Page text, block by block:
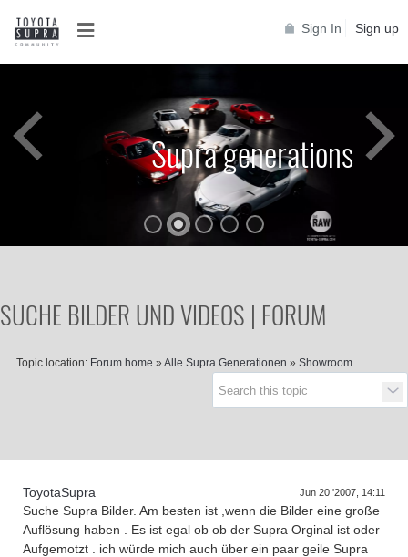
Sign In Sign up
Supra generations
Supra generations
SUCHE BILDER UND VIDEOS | FORUM
Topic location: Forum home » Alle Supra Generationen » Showroom
ToyotaSupra Jun 20 '2007, 14:11
Suche Supra Bilder. Am besten ist ,wenn die Bilder eine große
Auflösung haben . Es ist egal ob ob der Supra Orginal ist oder
Aufgemotzt . ich würde mich auch über ein paar geile Supra